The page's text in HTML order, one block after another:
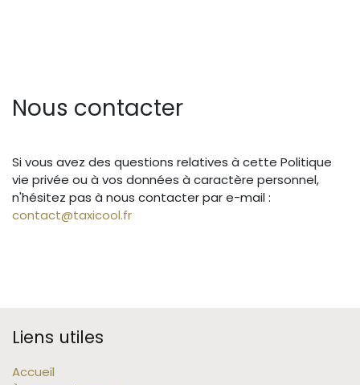
Nous contacter
Si vous avez des questions relatives à cette Politique
vie privée ou à vos données à caractère personnel,
n'hésitez pas à nous contacter par e-mail :
contact@taxicool.fr
Liens utiles
Accueil